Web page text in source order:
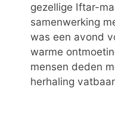
gezellige Iftar-
samenwerking
was een avond
warme
mensen deden
herhaling